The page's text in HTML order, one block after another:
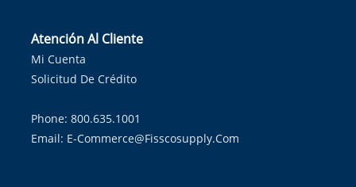
Atención Al Cliente
Mi Cuenta
Solicitud De Crédito
Phone: 800.635.1001
Email: E-Commerce@fisscosupply.com